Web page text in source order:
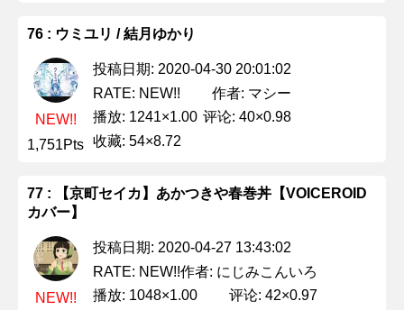
76 : ウミユリ / 結月ゆかり
NEW!!
1,751Pts
投稿日期: 2020-04-30 20:01:02
RATE: NEW!!
作者: マシー
播放: 1241×1.00 评论: 40×0.98
收藏: 54×8.72
77 : 【京町セイカ】あかつきや春巻丼【VOICEROID
カバー】
NEW!!
投稿日期: 2020-04-27 13:43:02
RATE: NEW!!作者: にじみこんいろ
播放: 1048×1.00
评论: 42×0.97